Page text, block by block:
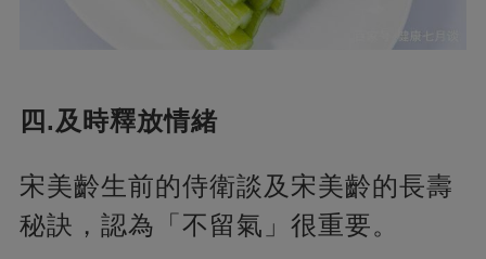
四.及時釋放情緒
宋美齡生前的侍衛談及宋美齡的長壽
秘訣，認為「不留氣」很重要。